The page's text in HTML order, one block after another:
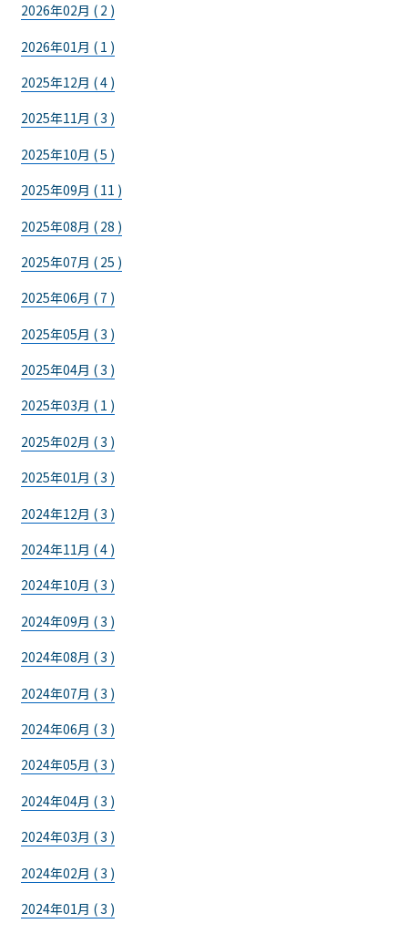
2026年02月 ( 2 )
2026年01月 ( 1 )
2025年12月 ( 4 )
2025年11月 ( 3 )
2025年10月 ( 5 )
2025年09月 ( 11 )
2025年08月 ( 28 )
2025年07月 ( 25 )
2025年06月 ( 7 )
2025年05月 ( 3 )
2025年04月 ( 3 )
2025年03月 ( 1 )
2025年02月 ( 3 )
2025年01月 ( 3 )
2024年12月 ( 3 )
2024年11月 ( 4 )
2024年10月 ( 3 )
2024年09月 ( 3 )
2024年08月 ( 3 )
2024年07月 ( 3 )
2024年06月 ( 3 )
2024年05月 ( 3 )
2024年04月 ( 3 )
2024年03月 ( 3 )
2024年02月 ( 3 )
2024年01月 ( 3 )